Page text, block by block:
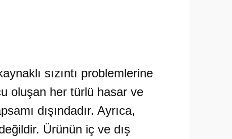
sızıntı problemlerine
oluşan her türlü hasar ve
dışındadır. Ayrıca,
Ürünün iç ve dış